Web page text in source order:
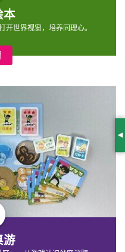
本
开世界视窗，培养同理心。
游